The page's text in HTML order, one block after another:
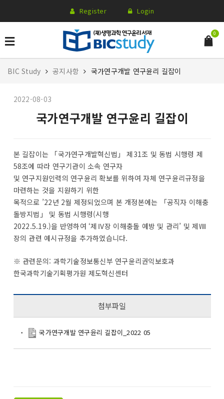
Register Login
0
BIC Study 공지사항 국가연구개발 연구윤리 길잡이
2022-08-03
국가연구개발 연구윤리 길잡이
본 길잡이는 「국가연구개발혁신법」 제31조 및 동법 시행령 제
58조에 따라 연구기관이 소속 연구자
및 연구지원인력의 연구윤리 확보를 위하여 자체 연구윤리규정을
마련하는 것을 지원하기 위한
목적으로 ’22년 2월 제정되었으며 본 개정본에는 「공직자 이해충
돌방지법」 및 동법 시행령(시행
2022.5.19.)을 반영하여 ‘제Ⅳ장 이해충돌 예방 및 관리’ 및 제Ⅷ
장의 관련 예시규정을 추가하였습니다.
※ 관련문의: 과학기술정보통신부 연구윤리권익보호과
한국과학기술기획평가원 제도혁신센터
첨부파일
국가연구개발 연구윤리 길잡이_2022 05